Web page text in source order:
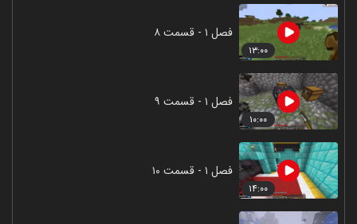
۱۳:۰۰
فصل ۱ - قسمت ۸
۱۰:۰۰
فصل ۱ - قسمت ۹
۱۴:۰۰
فصل ۱ - قسمت ۱۰